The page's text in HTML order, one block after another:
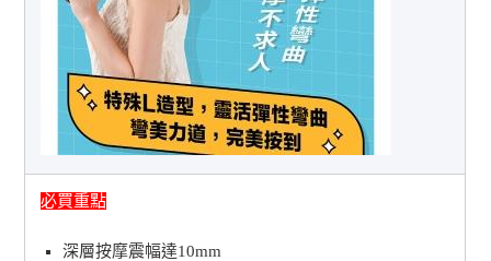
必買重點
深層按摩震幅達10mm